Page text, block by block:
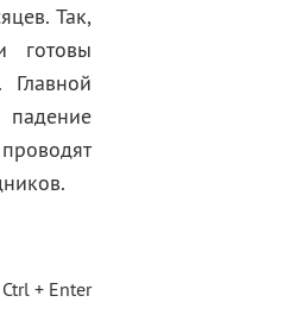
Так,
готовы
падение
Ctrl + Enter